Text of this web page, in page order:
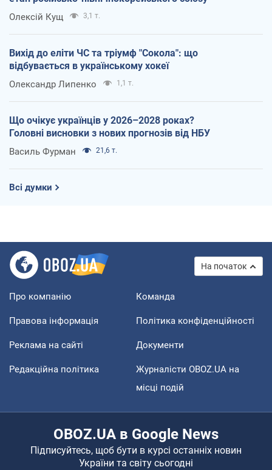
Олексій Кущ 3,1 т.
Вихід до еліти ЧС та тріумф "Сокола": що
відбувається в українському хокеї
Олександр Липенко 1,1 т.
Що очікує українців у 2026–2028 роках?
Головні висновки з нових прогнозів від НБУ
Василь Фурман 21,6 т.
Всі думки
На початок
Про компанію Команда
Правова інформація Політика конфіденційності
Реклама на сайті Документи
Редакційна політика
Журналісти OBOZ.UA на
місці подій
OBOZ.UA в Google News
Підписуйтесь, щоб бути в курсі останніх новин
України та світу сьогодні